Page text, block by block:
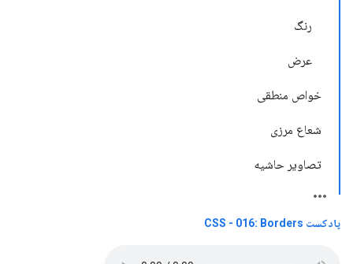
رنگ
عرض
خواص منطقی
شعاع مرزی
تصاویر حاشیه
پادکست CSS - 016: Borders